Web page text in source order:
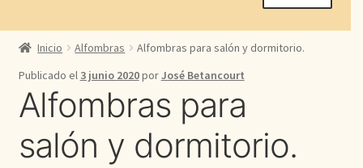
Inicio
Outlet
Orientales
Persas
Inicio Alfombras
Alfombras para salón y dormitorio.
Publicado el 3 junio 2020porJosé Betancourt
Alfombras para
salón y dormitorio.